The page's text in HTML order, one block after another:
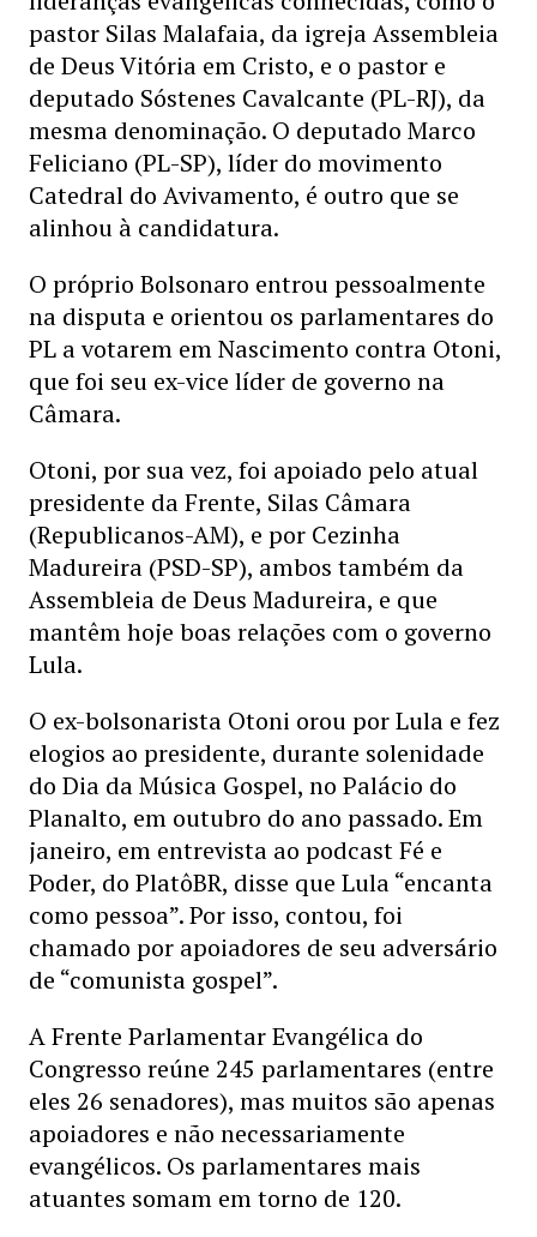
pastor Silas Malafaia, da igreja Assembleia
de Deus Vitória em Cristo, e o pastor e
deputado Sóstenes Cavalcante (PL-RJ), da
mesma denominação. O deputado Marco
Feliciano (PL-SP), líder do movimento
Catedral do Avivamento, é outro que se
alinhou à candidatura.
O próprio Bolsonaro entrou pessoalmente
na disputa e orientou os parlamentares do
PL a votarem em Nascimento contra Otoni,
que foi seu ex-vice líder de governo na
Câmara.
Otoni, por sua vez, foi apoiado pelo atual
presidente da Frente, Silas Câmara
(Republicanos-AM), e por Cezinha
Madureira (PSD-SP), ambos também da
Assembleia de Deus Madureira, e que
mantêm hoje boas relações com o governo
Lula.
O ex-bolsonarista Otoni orou por Lula e fez
elogios ao presidente, durante solenidade
do Dia da Música Gospel, no Palácio do
Planalto, em outubro do ano passado. Em
janeiro, em entrevista ao podcast Fé e
Poder, do PlatôBR, disse que Lula “encanta
como pessoa”. Por isso, contou, foi
chamado por apoiadores de seu adversário
de “comunista gospel”.
A Frente Parlamentar Evangélica do
Congresso reúne 245 parlamentares (entre
eles 26 senadores), mas muitos são apenas
apoiadores e não necessariamente
evangélicos. Os parlamentares mais
atuantes somam em torno de 120.